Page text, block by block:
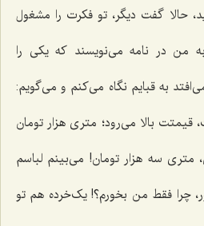
حالا گفت دیگر، تو فکرت را مشغول
من در نامه مى‌نویسند که یکى را
به قبایم نگاه مى‌کنم و می‌گویم:
بالا مى‌رود؛ مترى هزار تومان
مترى سه هزار تومان! مى‌بینم لباسم
چرا فقط من بخورم؟! یک‌خرده هم تو